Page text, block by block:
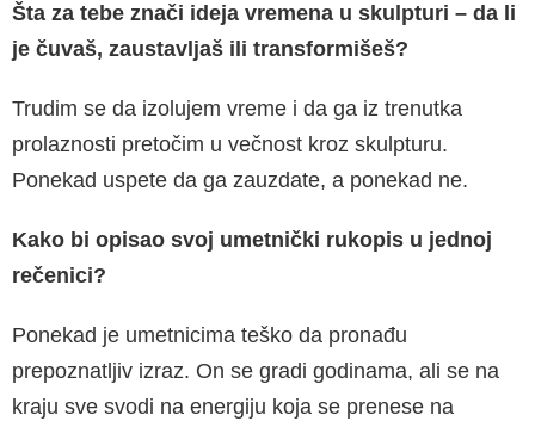
Šta za tebe znači ideja vremena u skulpturi – da li
je čuvaš, zaustavljaš ili transformišeš?
Trudim se da izolujem vreme i da ga iz trenutka
prolaznosti pretočim u večnost kroz skulpturu.
Ponekad uspete da ga zauzdate, a ponekad ne.
Kako bi opisao svoj umetnički rukopis u jednoj
rečenici?
Ponekad je umetnicima teško da pronađu
prepoznatljiv izraz. On se gradi godinama, ali se na
kraju sve svodi na energiju koja se prenese na